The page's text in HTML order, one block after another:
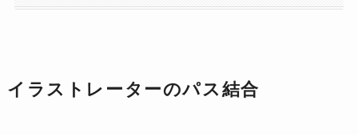
イラストレーターのパス結合